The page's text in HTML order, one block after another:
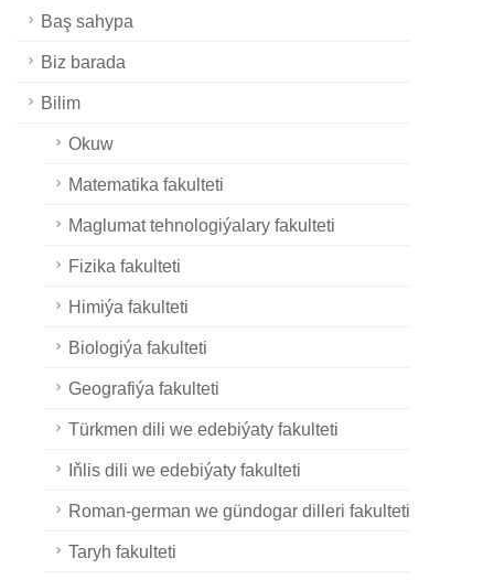
Baş sahypa
Biz barada
Bilim
Okuw
Matematika fakulteti
Maglumat tehnologiýalary fakulteti
Fizika fakulteti
Himiýa fakulteti
Biologiýa fakulteti
Geografiýa fakulteti
Türkmen dili we edebiýaty fakulteti
Iňlis dili we edebiýaty fakulteti
Roman-german we gündogar dilleri fakulteti
Taryh fakulteti